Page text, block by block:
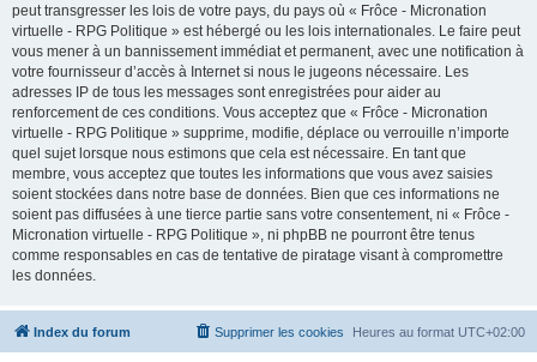
peut transgresser les lois de votre pays, du pays où « Frôce - Micronation
virtuelle - RPG Politique » est hébergé ou les lois internationales. Le faire peut
vous mener à un bannissement immédiat et permanent, avec une notification à
votre fournisseur d’accès à Internet si nous le jugeons nécessaire. Les
adresses IP de tous les messages sont enregistrées pour aider au
renforcement de ces conditions. Vous acceptez que « Frôce - Micronation
virtuelle - RPG Politique » supprime, modifie, déplace ou verrouille n’importe
quel sujet lorsque nous estimons que cela est nécessaire. En tant que
membre, vous acceptez que toutes les informations que vous avez saisies
soient stockées dans notre base de données. Bien que ces informations ne
soient pas diffusées à une tierce partie sans votre consentement, ni « Frôce -
Micronation virtuelle - RPG Politique », ni phpBB ne pourront être tenus
comme responsables en cas de tentative de piratage visant à compromettre
les données.
Index du forum Heures au format UTC+02:00
Supprimer les cookies